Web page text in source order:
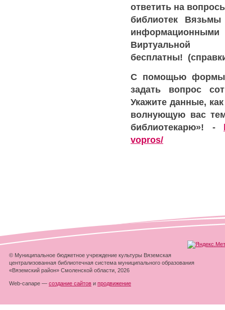
ответить на
библиотек
бесплатны!
С помощью формы
задать вопрос
Укажите данные,
волнующую вас
библиотекарю»! -
vopros/
© Муниципальное бюджетное учреждение культуры Вяземская
централизованная библиотечная система муниципального образования
«Вяземский район» Смоленской области, 2026
Web-canape — создание сайтов и продвижение